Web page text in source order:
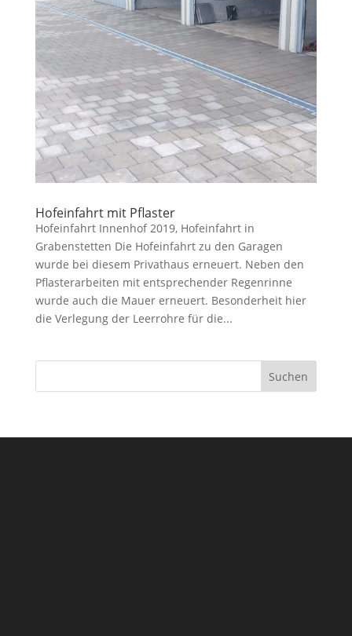
Hofeinfahrt mit Pflaster
Hofeinfahrt Innenhof 2019, Hofeinfahrt in
Grabenstetten Die Hofeinfahrt zu den Garagen
wurde bei diesem Privathaus erneuert. Neben den
Pflasterarbeiten mit entsprechender Regenrinne
wurde auch die Mauer erneuert. Besonderheit hier
die Verlegung der Leerrohre für die...
Suchen